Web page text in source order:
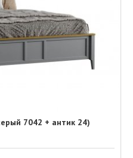
7042 + антик 24)